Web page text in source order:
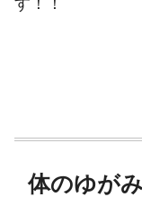
体のゆが